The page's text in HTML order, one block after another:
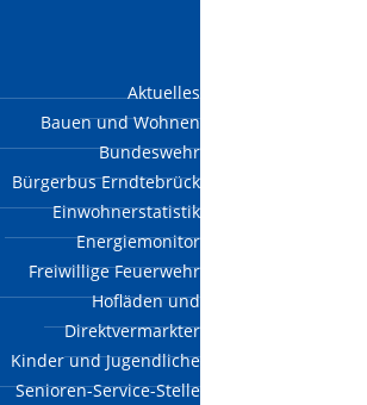
Aktuelles
Bauen und Wohnen
Bundeswehr
Bürgerbus Erndtebrück
Einwohnerstatistik
Energiemonitor
Freiwillige Feuerwehr
Hofläden und
Direktvermarkter
Kinder und Jugendliche
Senioren-Service-Stelle